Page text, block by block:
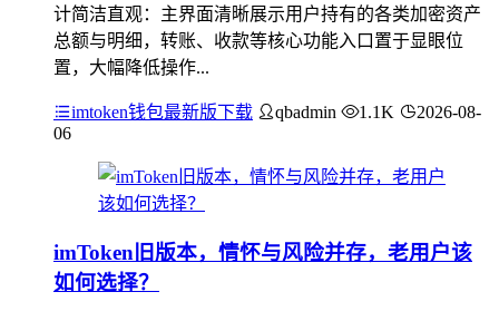
计简洁直观：主界面清晰展示用户持有的各类加密资产
总额与明细，转账、收款等核心功能入口置于显眼位
置，大幅降低操作...
imtoken钱包最新版下载 qbadmin 1.1K
2026-08-
06
imToken旧版本，情怀与风险并存，老用户该
如何选择？